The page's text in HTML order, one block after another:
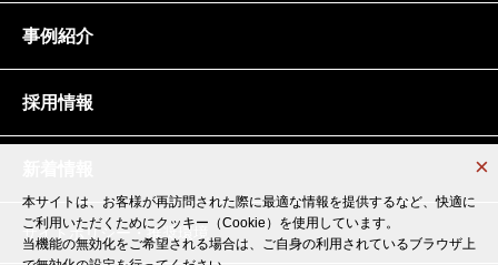
本サイトは、お客様が再訪問された際に最適な情報を提供するなど、快適に
ご利用いただくためにクッキー（Cookie）を使用しています。
当機能の無効化をご希望される場合は、ご自身の利用されているブラウザ上
本サイトは、お客様が再訪問された際に最適な情報を提供するなど、快適に
ご利用いただくためにクッキー（Cookie）を使用しています。
当機能の無効化をご希望される場合は、ご自身の利用されているブラウザ上
事例紹介
採用情報
サイトポリシー・推奨環境